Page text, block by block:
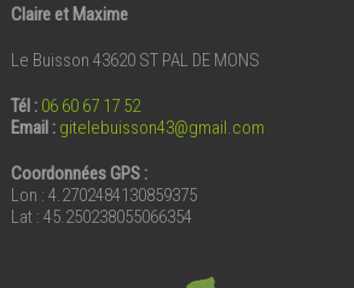
Claire et Maxime
Le Buisson 43620 ST PAL DE MONS
Tél : 06 60 67 17 52
Email : gitelebuisson43@gmail.com
Coordonnées GPS :
Lon : 4.2702484130859375
Lat : 45.250238055066354